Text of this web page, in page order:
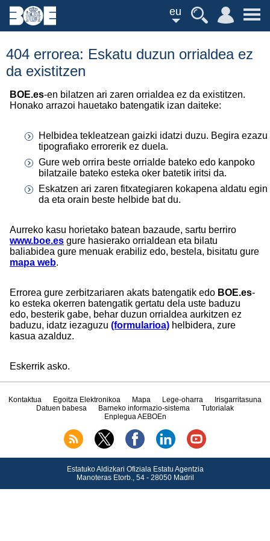
eu
404 errorea: Eskatu duzun orrialdea ez
da existitzen
BOE.es-en bilatzen ari zaren orrialdea ez da existitzen.
Honako arrazoi hauetako batengatik izan daiteke:
Helbidea tekleatzean gaizki idatzi duzu. Begira ezazu
tipografiako errorerik ez duela.
Gure web orrira beste orrialde bateko edo kanpoko
bilatzaile bateko esteka oker batetik iritsi da.
Eskatzen ari zaren fitxategiaren kokapena aldatu egin
da eta orain beste helbide bat du.
Aurreko kasu horietako batean bazaude, sartu berriro
www.boe.es gure hasierako orrialdean eta bilatu
baliabidea gure menuak erabiliz edo, bestela, bisitatu gure
mapa web.
Errorea gure zerbitzariaren akats batengatik edo BOE.es-
ko esteka okerren batengatik gertatu dela uste baduzu
edo, besterik gabe, behar duzun orrialdea aurkitzen ez
baduzu, idatz iezaguzu (formularioa) helbidera, zure
kasua azalduz.
Eskerrik asko.
Kontaktua Egoitza Elektronikoa Mapa Lege-oharra
Irisgarritasuna
Datuen babesa
Barneko informazio-sistema
Tutorialak
Enplegua AEBOEn
Estatuko Aldizkari Ofiziala Estatu Agentzia
Manoteras Etorb., 54 - 28050 Madril